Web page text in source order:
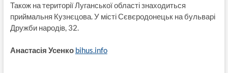
Також на території Луганської області знаходиться
приймальня Кузнєцова. У місті Сєвєродонецьк на бульварі
Дружби народів, 32.
Анастасія Усенко bihus.info